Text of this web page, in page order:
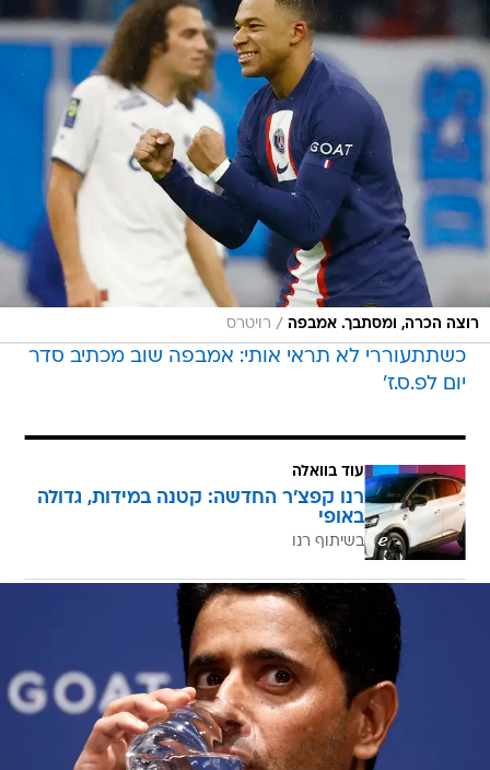
רוצה הכרה, ומסתבך. אמבפה / רויטרס
כשתתעוררי לא תראי אותי: אמבפה שוב מכתיב סדר
יום לפ.ס.ז'
עוד בוואלה
רנו קפצ'ר החדשה: קטנה במידות, גדולה
באופי
בשיתוף רנו